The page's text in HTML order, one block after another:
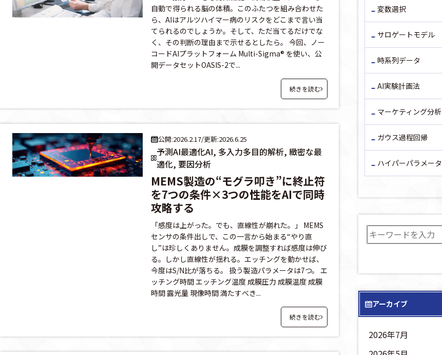
自動で得られる脳の体積。このふたつを組み合わせた
ら、AIはアルツハイマー病のリスクをどこまで言い当
てられるのでしょうか。そして、ただ当てるだけでな
く、その判断の理由まで示せるとしたら。 今回、ノー
コードAIプラットフォーム Multi-Sigma® を使い、公
開データセットOASIS-2で...
続きを読む
公開:2026.2.17/更新:2026.6.25
予測AI最適化AI, 多入力多目的解析, 緻密な最
適化, 要因分析
MEMS製造の“モグラ叩き”に終止符
を7つの条件×3つの性能をAIで同時
攻略する
「感度は上がった。でも、直線性が崩れた。」 MEMS
センサの条件出しで、この一言から始まる“やり直
し”は珍しくありません。成膜を調整すれば感度は伸び
る。しかし直線性が揺れる。エッチングを動かせば、
今度はS/N比が落ちる。 扱う製造パラメータは7つ。 エ
ッチング時間 エッチング温度 成膜圧力 成膜温度 成膜
時間 露光量 現像時間 満たすべき...
続きを読む
変数選択
サロゲートモデル
時系列データ
AI実験計画法
マーケティング分析
ガウス過程回帰
ハイパーパラメータ
アーカイブ
2026年7月